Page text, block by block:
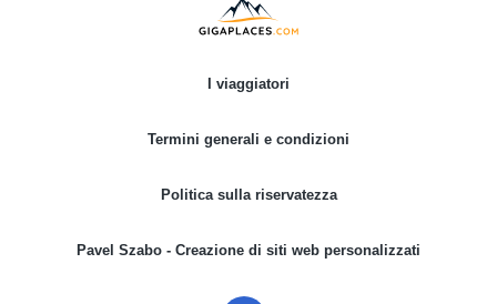
I viaggiatori
Termini generali e condizioni
Politica sulla riservatezza
Pavel Szabo - Creazione di siti web personalizzati